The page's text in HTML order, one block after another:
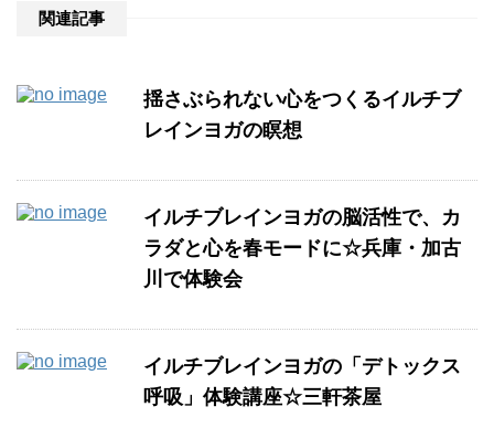
関連記事
揺さぶられない心をつくるイルチブ
レインヨガの瞑想
イルチブレインヨガの脳活性で、カ
ラダと心を春モードに☆兵庫・加古
川で体験会
イルチブレインヨガの「デトックス
呼吸」体験講座☆三軒茶屋